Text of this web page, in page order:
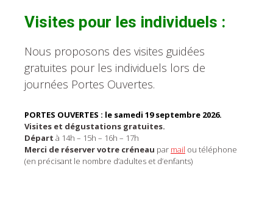
Visites pour les individuels :
Nous proposons des visites guidées
gratuites pour les individuels lors de
journées Portes Ouvertes.
PORTES OUVERTES : le samedi 19 septembre 2026.
Visites et dégustations gratuites.
Départ à 14h – 15h – 16h – 17h
Merci de réserver votre créneau par mail ou téléphone
(en précisant le nombre d’adultes et d’enfants)